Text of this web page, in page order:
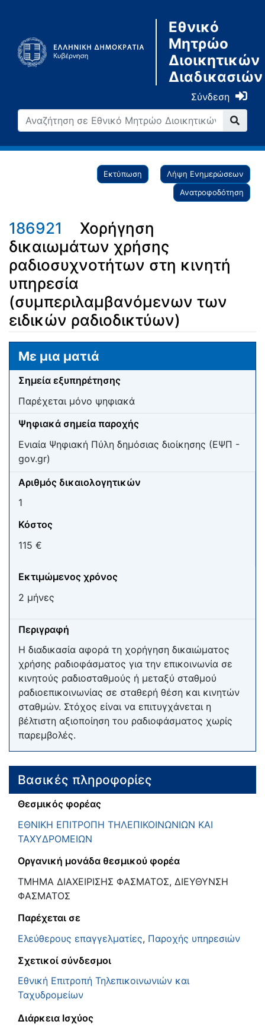
Εθνικό
Μητρώο
Διοικητικών
Διαδικασιών
Σύνδεση
Εκτύπωση
Λήψη Ενημερώσεων
Ανατροφοδότηση
186921
Χορήγηση
δικαιωμάτων χρήσης
ραδιοσυχνοτήτων στη κινητή
υπηρεσία
(συμπεριλαμβανόμενων των
ειδικών ραδιοδικτύων)
Μετάβαση σε: πλοήγηση
Με μια ματιά
Σημεία εξυπηρέτησης
Παρέχεται μόνο ψηφιακά
Ψηφιακά σημεία παροχής
Ενιαία Ψηφιακή Πύλη δημόσιας διοίκησης (ΕΨΠ -
gov.gr)
Αριθμός δικαιολογητικών
1
Κόστος
115 €
Εκτιμώμενος χρόνος
2 μήνες
Περιγραφή
Η διαδικασία αφορά τη χορήγηση δικαιώματος
χρήσης ραδιοφάσματος για την επικοινωνία σε
κινητούς ραδιοσταθμούς ή μεταξύ σταθμού
ραδιοεπικοινωνίας σε σταθερή θέση και κινητών
σταθμών. Στόχος είναι να επιτυγχάνεται η
βέλτιστη αξιοποίηση του ραδιοφάσματος χωρίς
παρεμβολές.
Βασικές πληροφορίες
Θεσμικός φορέας
ΕΘΝΙΚΗ ΕΠΙΤΡΟΠΗ ΤΗΛΕΠΙΚΟΙΝΩΝΙΩΝ ΚΑΙ
ΤΑΧΥΔΡΟΜΕΙΩΝ
Οργανική μονάδα θεσμικού φορέα
ΤΜΗΜΑ ΔΙΑΧΕΙΡΙΣΗΣ ΦΑΣΜΑΤΟΣ, ΔΙΕΥΘΥΝΣΗ
ΦΑΣΜΑΤΟΣ
Παρέχεται σε
Ελεύθερους επαγγελματίες, Παροχής υπηρεσιών
Σχετικοί σύνδεσμοι
Εθνική Επιτροπή Τηλεπικοινωνιών και
Ταχυδρομείων
Διάρκεια Ισχύος